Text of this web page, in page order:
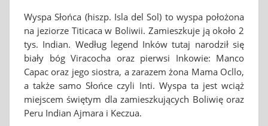
Wyspa Słońca (hiszp. Isla del Sol) to wyspa położona
na jeziorze Titicaca w Boliwii. Zamieszkuje ją około 2
tys. Indian. Według legend Inków tutaj narodził się
biały bóg Viracocha oraz pierwsi Inkowie: Manco
Capac oraz jego siostra, a zarazem żona Mama Ocllo,
a także samo Słońce czyli Inti. Wyspa ta jest wciąż
miejscem świętym dla zamieszkujących Boliwię oraz
Peru Indian Ajmara i Keczua.